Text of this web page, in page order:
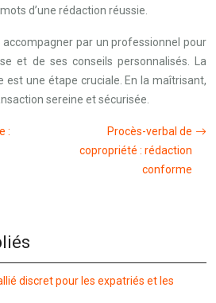
d’une rédaction réussie.
accompagner par un professionnel pour
et de ses conseils personnalisés. La
est une étape cruciale. En la maîtrisant,
sereine et sécurisée.
:
Procès-verbal de
copropriété : rédaction
conforme
discret pour les expatriés et les